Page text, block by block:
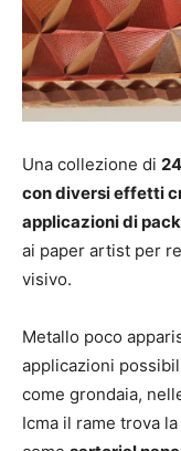
Una collezione di
con diversi effetti
applicazioni di
ai paper artist per
visivo.
Metallo poco
applicazioni
come grondaia,
Icma il rame trova